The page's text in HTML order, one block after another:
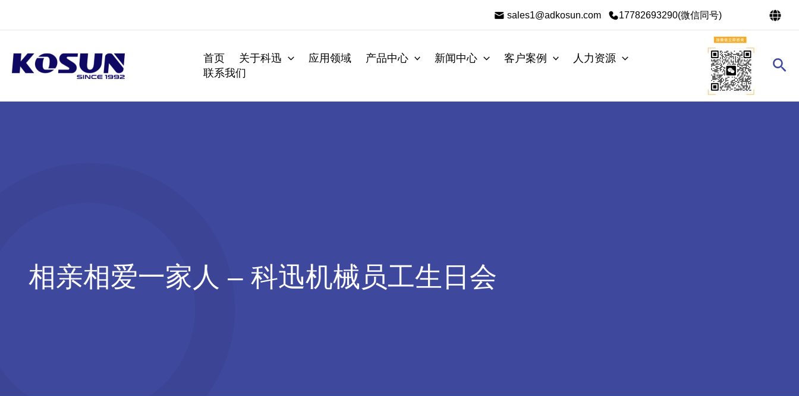
sales1@adkosun.com 17782693290(微信同号)
首页 关于科迅 应用领域 产品中心 新闻中心 客户案例
人力资源
联系我们
搜
相亲相爱一家人 – 科迅机械员工生日会